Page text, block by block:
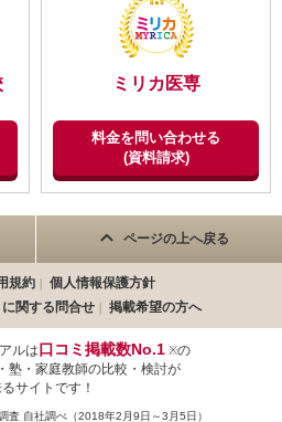
ミリカ医専
料金を問い合わせる
(資料請求)
ページの上へ戻る
規約
個人情報保護方針
に関する問合せ 掲載希望の方へ
ルは口コミ掲載数No.1 ※の
塾・家庭教師の比較・検討が
サイトです！
自社調べ（2018年2月9日～3月5日）